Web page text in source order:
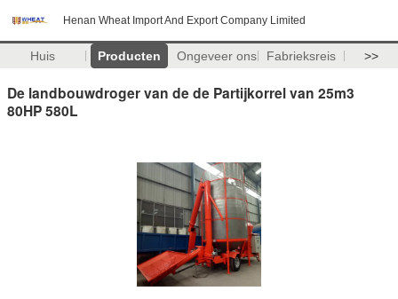
Henan Wheat Import And Export Company Limited
Huis Producten Ongeveer ons Fabrieksreis >>
De landbouwdroger van de de Partijkorrel van 25m3
80HP 580L